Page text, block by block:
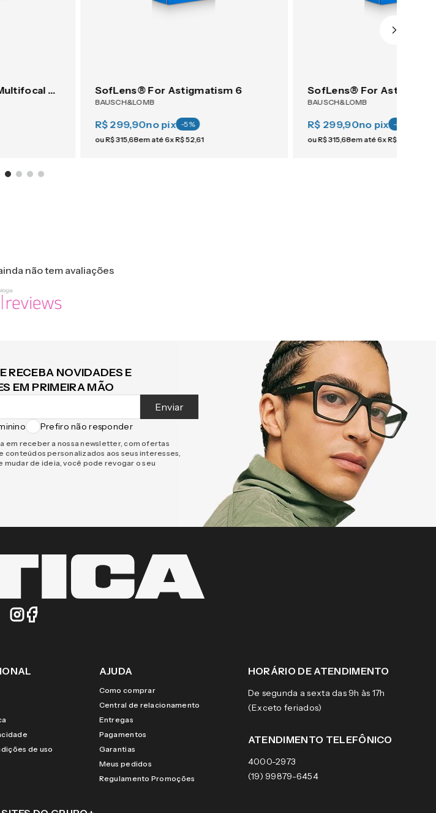
1-Day ACUVUE® Moist Multifocal 30 SofLens® For Astigmatism 6
BAUSCH&LOMB
R$ 299,90no pix -5%
ouR$315,68em até6xR$52,61
SofLens® For
BAUSCH&LOMB
R$ 299,90no pix -5
ouR$315,68em até6xR$
não tem avaliações
RECEBA NOVIDADES E
EM PRIMEIRA MÃO
Enviar
Prefiro não responder
em receber a nossa newsletter, com ofertas
conteúdos personalizados aos seus interesses,
mudar de ideia, você pode revogar o seu
de uso
AJUDA
Como comprar
Central de relacionamento
Entregas
Pagamentos
Garantias
Meus pedidos
Regulamento Promoções
HORÁRIO DE ATENDIMENTO
De segunda a sexta das 9h às 17h
(Exceto feriados)
ATENDIMENTO TELEFÔNICO
4000-2973
(19) 99879-6454